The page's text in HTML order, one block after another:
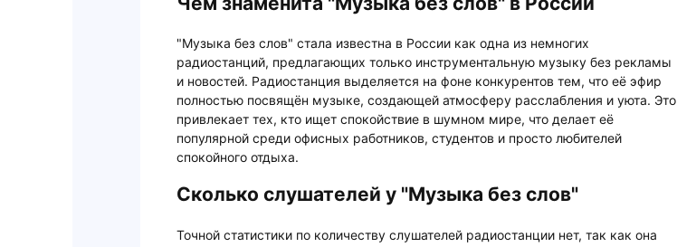
"Музыка без слов" стала известна в России как одна из немногих
радиостанций, предлагающих только инструментальную музыку без рекламы
и новостей. Радиостанция выделяется на фоне конкурентов тем, что её эфир
полностью посвящён музыке, создающей атмосферу расслабления и уюта. Это
привлекает тех, кто ищет спокойствие в шумном мире, что делает её
популярной среди офисных работников, студентов и просто любителей
спокойного отдыха.
Сколько слушателей у "Музыка без слов"
Точной статистики по количеству слушателей радиостанции нет, так как она